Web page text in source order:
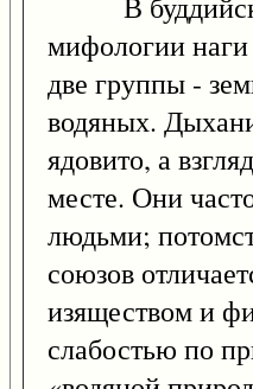
В
мифологии наги
две группы -
водяных.
ядовито, а
месте. Они
людьми;
союзов
изяществом и
слабостью по